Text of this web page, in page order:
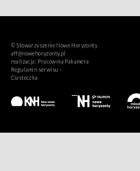
© Stowarzyszenie Nowe Horyzonty
aff@nowehoryzonty.pl
realizacja: Pracownia Pakamera
Regulamin serwisu ›
Ciasteczka